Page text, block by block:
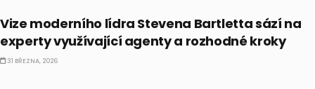
Vize moderního lídra Stevena Bartletta sází na
experty využívající agenty a rozhodné kroky
31 BŘEZNA, 2026